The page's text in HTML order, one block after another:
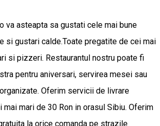
va asteapta sa gustati cele mai bune
si gustari calde.Toate pregatite de cei mai
si pizzeri. Restaurantul nostru poate fi
pentru aniversari, servirea mesei sau
Oferim servicii de livrare
mai mari de 30 Ron in orasul Sibiu. Oferim
la orice comanda pe strazile